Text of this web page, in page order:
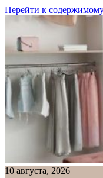
Перейти к
10 августа, 2026